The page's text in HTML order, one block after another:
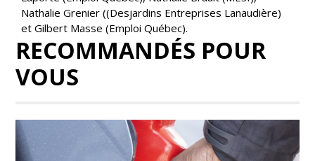
Nathalie Grenier ((Desjardins Entreprises Lanaudière)
et Gilbert Masse (Emploi Québec).
RECOMMANDÉS POUR
VOUS